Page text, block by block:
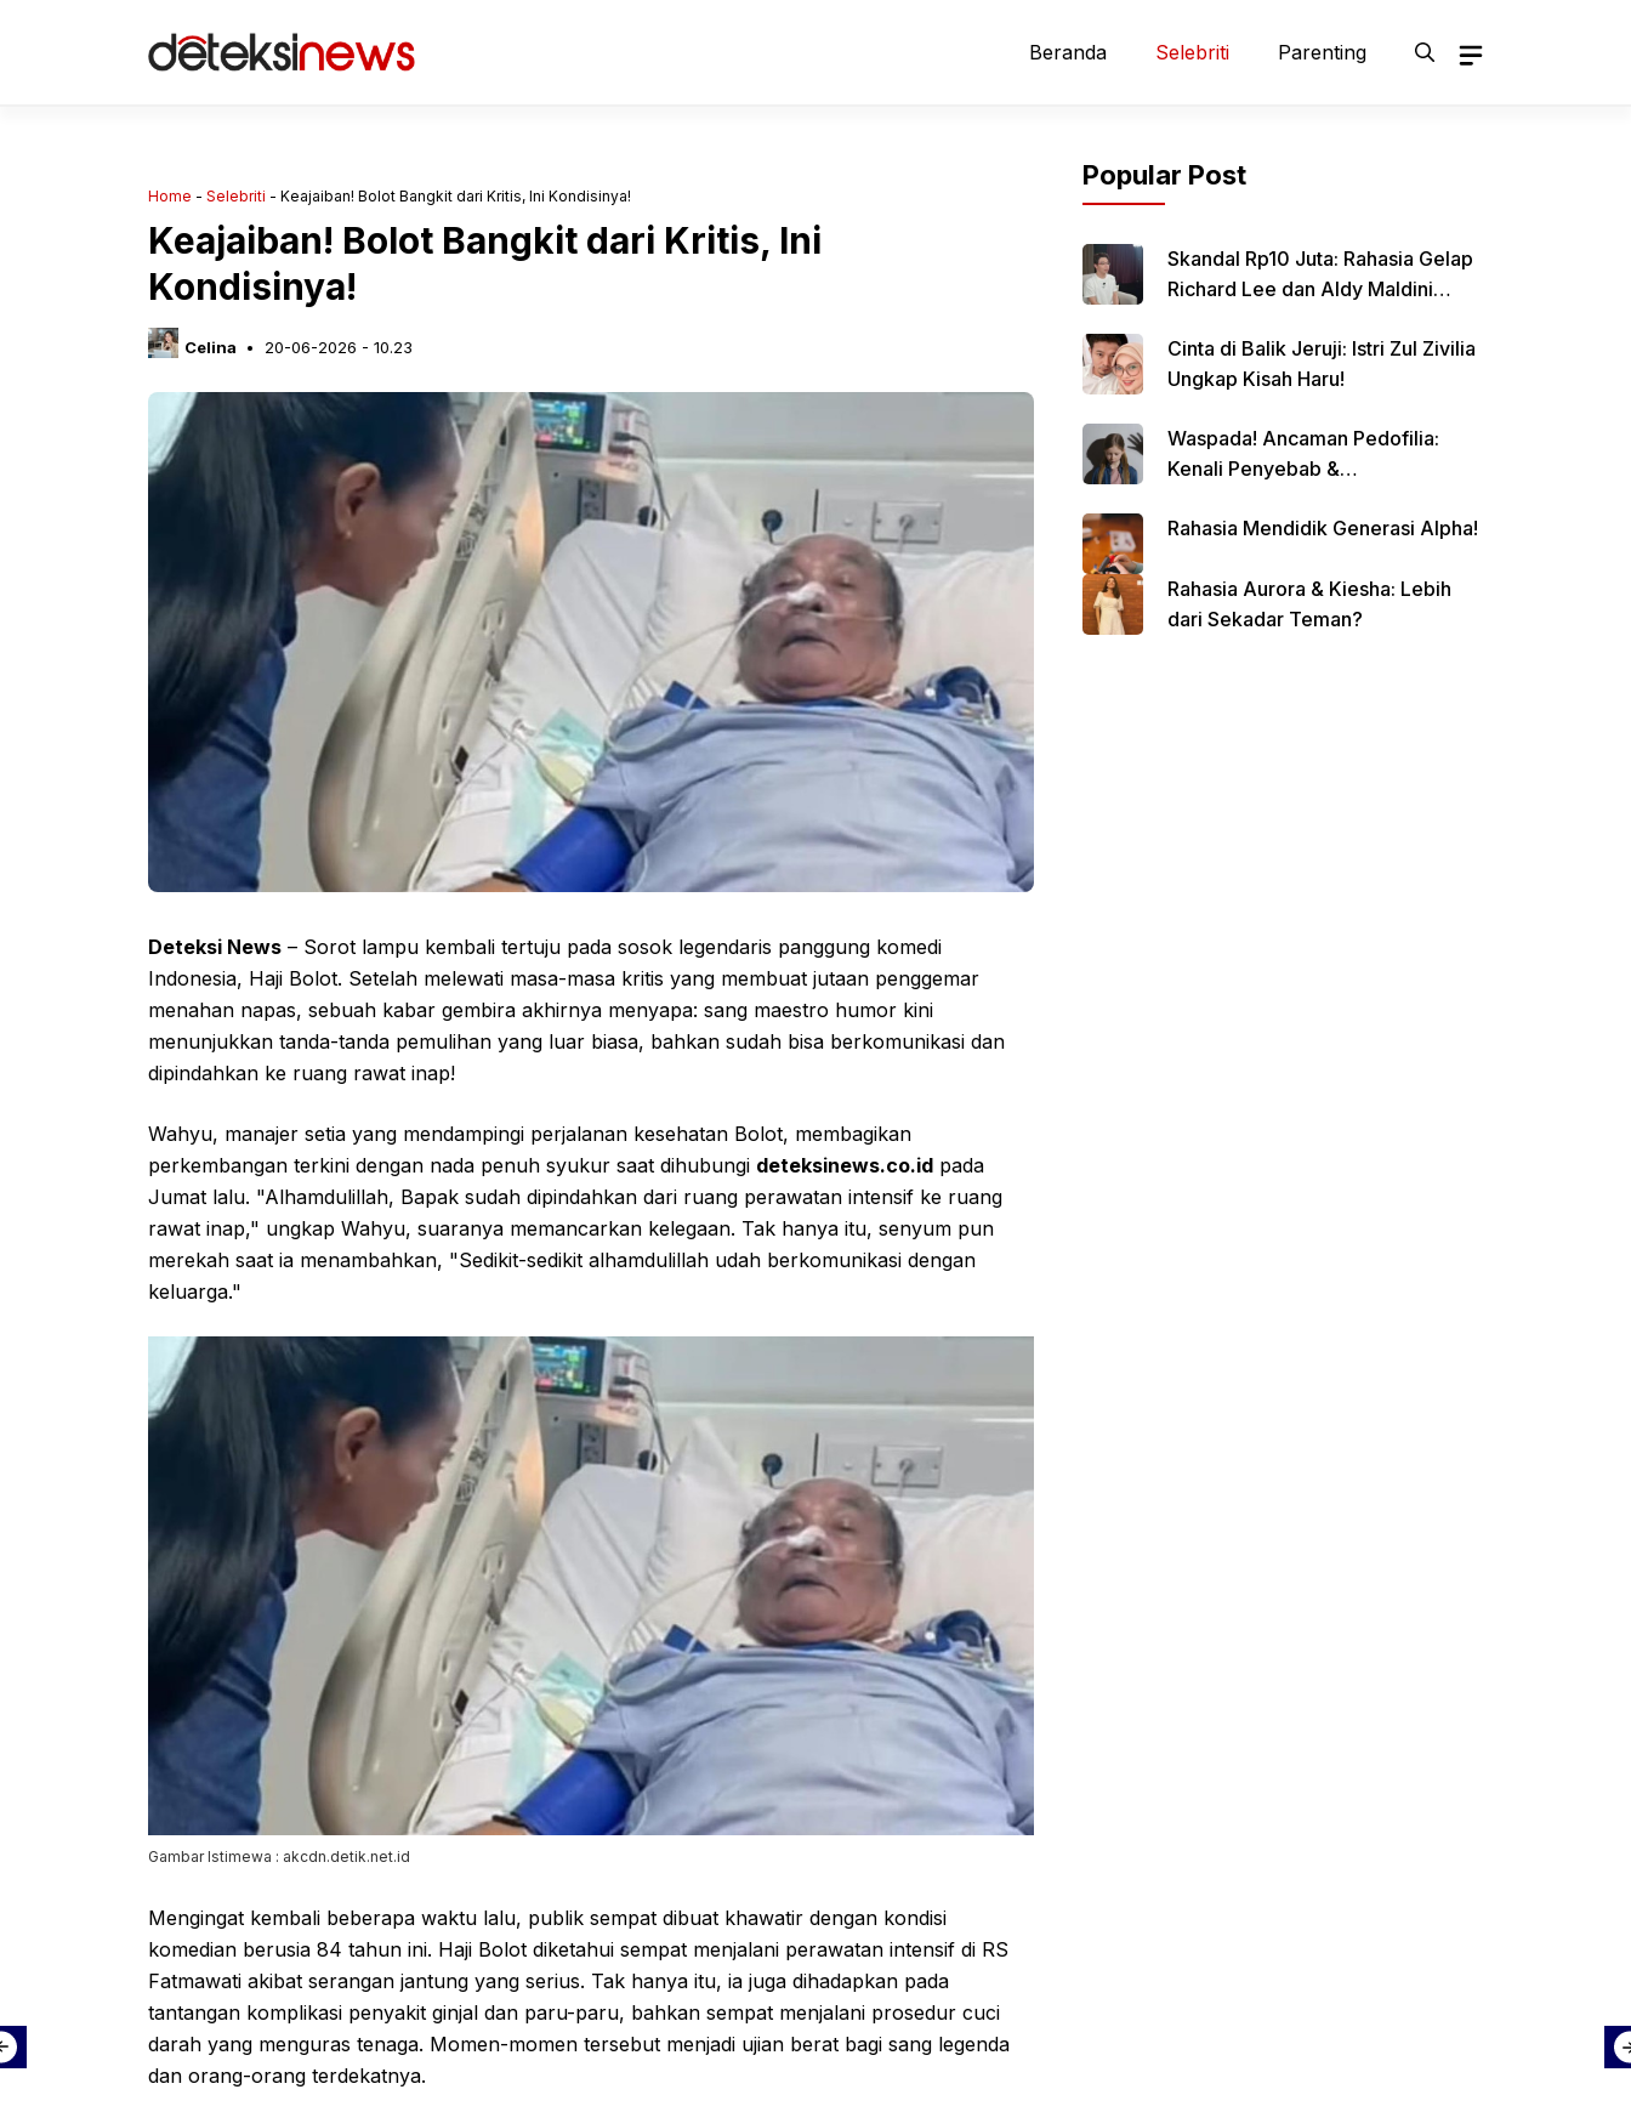
Beranda Selebriti Parenting
Home - Selebriti - Keajaiban! Bolot Bangkit dari Kritis, Ini Kondisinya!
Keajaiban! Bolot Bangkit dari Kritis, Ini
Kondisinya!
Celina 20-06-2026 - 10.23
Deteksi News – Sorot lampu kembali tertuju pada sosok legendaris panggung komedi
Indonesia, Haji Bolot. Setelah melewati masa-masa kritis yang membuat jutaan penggemar
menahan napas, sebuah kabar gembira akhirnya menyapa: sang maestro humor kini
menunjukkan tanda-tanda pemulihan yang luar biasa, bahkan sudah bisa berkomunikasi dan
dipindahkan ke ruang rawat inap!
Wahyu, manajer setia yang mendampingi perjalanan kesehatan Bolot, membagikan
perkembangan terkini dengan nada penuh syukur saat dihubungi deteksinews.co.id pada
Jumat lalu. "Alhamdulillah, Bapak sudah dipindahkan dari ruang perawatan intensif ke ruang
rawat inap," ungkap Wahyu, suaranya memancarkan kelegaan. Tak hanya itu, senyum pun
merekah saat ia menambahkan, "Sedikit-sedikit alhamdulillah udah berkomunikasi dengan
keluarga."
Gambar Istimewa : akcdn.detik.net.id
Mengingat kembali beberapa waktu lalu, publik sempat dibuat khawatir dengan kondisi
komedian berusia 84 tahun ini. Haji Bolot diketahui sempat menjalani perawatan intensif di RS
Fatmawati akibat serangan jantung yang serius. Tak hanya itu, ia juga dihadapkan pada
tantangan komplikasi penyakit ginjal dan paru-paru, bahkan sempat menjalani prosedur cuci
darah yang menguras tenaga. Momen-momen tersebut menjadi ujian berat bagi sang legenda
dan orang-orang terdekatnya.
Popular Post
Skandal Rp10 Juta: Rahasia Gelap
Richard Lee dan Aldy Maldini
Cinta di Balik Jeruji: Istri Zul Zivilia
Ungkap Kisah Haru!
Waspada! Ancaman Pedofilia:
Kenali Penyebab &
Rahasia Mendidik Generasi Alpha!
Rahasia Aurora & Kiesha: Lebih
dari Sekadar Teman?